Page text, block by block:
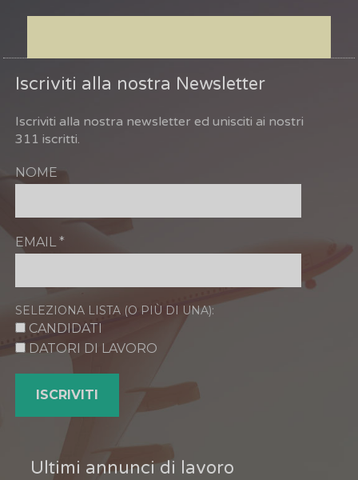
Iscriviti alla nostra Newsletter
Iscriviti alla nostra newsletter ed unisciti ai nostri
311 iscritti.
NOME
EMAIL*
SELEZIONA LISTA (O PIÙ DI UNA):
CANDIDATI
DATORI DI LAVORO
Ultimi annunci di lavoro